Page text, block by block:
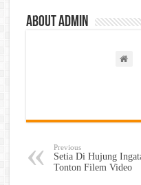
About admin
Previous
Setia Di Hujung
Tonton Filem Video